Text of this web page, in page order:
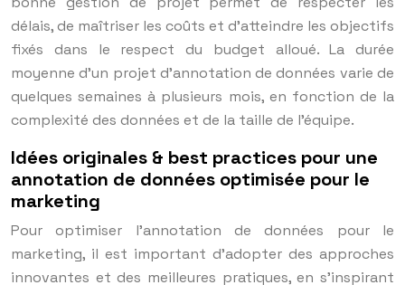
délais, de maîtriser les coûts et d’atteindre les objectifs
fixés dans le respect du budget alloué. La durée
moyenne d’un projet d’annotation de données varie de
quelques semaines à plusieurs mois, en fonction de la
complexité des données et de la taille de l’équipe.
Idées originales & best practices pour une
annotation de données optimisée pour le
marketing
Pour optimiser l’annotation de données pour le
marketing, il est important d’adopter des approches
innovantes et des meilleures pratiques, en s’inspirant